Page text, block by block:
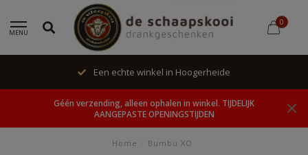
MENU
0
Een echte winkel in Hoogerheide
Géén verzending, alleen ophalen in winkel. TIJDELIJK
AANGEPASTE OPENINGSTIJDEN
Home Bumbu XO